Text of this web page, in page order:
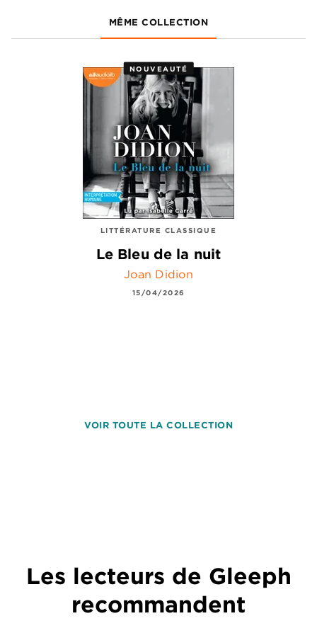
MÊME COLLECTION
NOUVEAUTÉ
LITTÉRATURE CLASSIQUE
Le Bleu de la nuit
Joan Didion
15/04/2026
VOIR TOUTE LA COLLECTION
Les lecteurs de Gleeph
recommandent